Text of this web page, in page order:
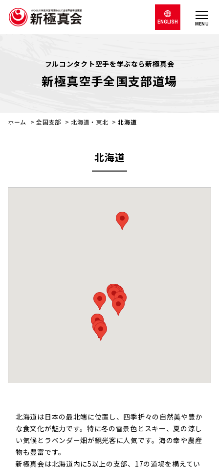
MENU
ENGLISH
フルコンタクト空手を学ぶなら新極真会
新極真空手全国支部道場
ホーム >全国支部 >北海道・東北 >北海道
北海道
北海道は日本の最北端に位置し、四季折々の自然美や豊か
な食文化が魅力です。特に冬の雪景色とスキー、夏の涼し
い気候とラベンダー畑が観光客に人気です。海の幸や農産
物も豊富です。
新極真会は北海道内に5以上の支部、17の道場を構えてい